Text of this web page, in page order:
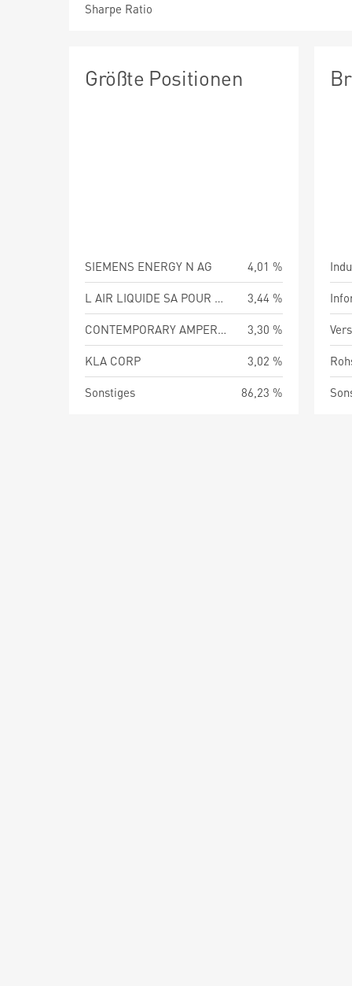
Sharpe Ratio
Größte Positionen
SIEMENS ENERGY N AG
4,01 %
L AIR LIQUIDE SA POUR L ETUDE ET L EXPLO DES
3,44 %
CONTEMPORARY AMPEREX TECHNOLOGY CO LTD
3,30 %
KLA CORP
3,02 %
Sonstiges
86,23 %